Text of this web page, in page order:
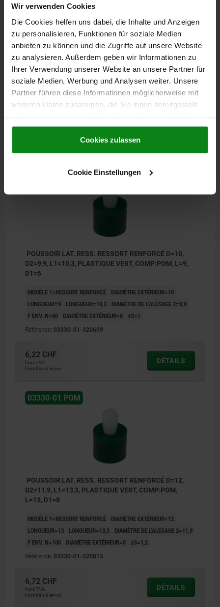
Wir verwenden Cookies
Die Cookies helfen uns dabei, die Inhalte und Anzeigen
zu personalisieren, Funktionen für soziale Medien
anbieten zu können und die Zugriffe auf unsere Website
zu analysieren. Außerdem geben wir Informationen zu
Ihrer Verwendung unserer Website an unsere Partner für
soziale Medien, Werbung und Analysen weiter. Unsere
Partner führen diese Informationen möglicherweise mit
weiteren Daten zusammen, die Sie ihnen bereitgestellt
gesammelt haben.Cookie Richtlinien
Datenschutz|AGB
Cookies zulassen
Cookie Einstellungen
POUSSOIR LAT. RESS. RESSORT RENFORCÉ D=10,
D2=9,9, L1=7,3, PLASTIQUE VERT, COMP:POM, L=9,
D1=5
MODÈLE 1=RESSORT RENFORCÉ
DIAMÈTRE EXTÉRIEUR=10
LONGUEUR=9
LONGUEUR=7,3
DIAMÈTRE DE L'ALÉSAGE 2=9,9
F ENV. N=90
DIAMÈTRE EXTÉRIEUR=5 ±S=0,8
Référence:03330-01-320509
5,79 CHF
03330-01 POM
POUSSOIR LAT. RESS. RESSORT RENFORCÉ D=10,
D2=9,9, L1=10,3, PLASTIQUE VERT, COMP:POM, L=9,
D1=6
MODÈLE 1=RESSORT RENFORCÉ
DIAMÈTRE EXTÉRIEUR=10
LONGUEUR=9
LONGUEUR=10,3
DIAMÈTRE DE L'ALÉSAGE 2=9,9
F ENV. N=60
DIAMÈTRE EXTÉRIEUR=6 ±S=1
Référence: 03330-01-320609
6,22 CHF
hors TVA
hors frais d’envoi
DÉTAILS
03330-01 POM
POUSSOIR LAT. RESS. RESSORT RENFORCÉ D=12,
D2=11,9, L1=13,3, PLASTIQUE VERT, COMP:POM,
L=13, D1=8
MODÈLE 1=RESSORT RENFORCÉ
DIAMÈTRE EXTÉRIEUR=12
LONGUEUR=13
LONGUEUR=13,3
DIAMÈTRE DE L'ALÉSAGE 2=11,9
F ENV. N=100
DIAMÈTRE EXTÉRIEUR=8 ±S=1,2
Référence: 03330-01-320813
6,72 CHF
hors TVA
hors frais d’envoi
DÉTAILS